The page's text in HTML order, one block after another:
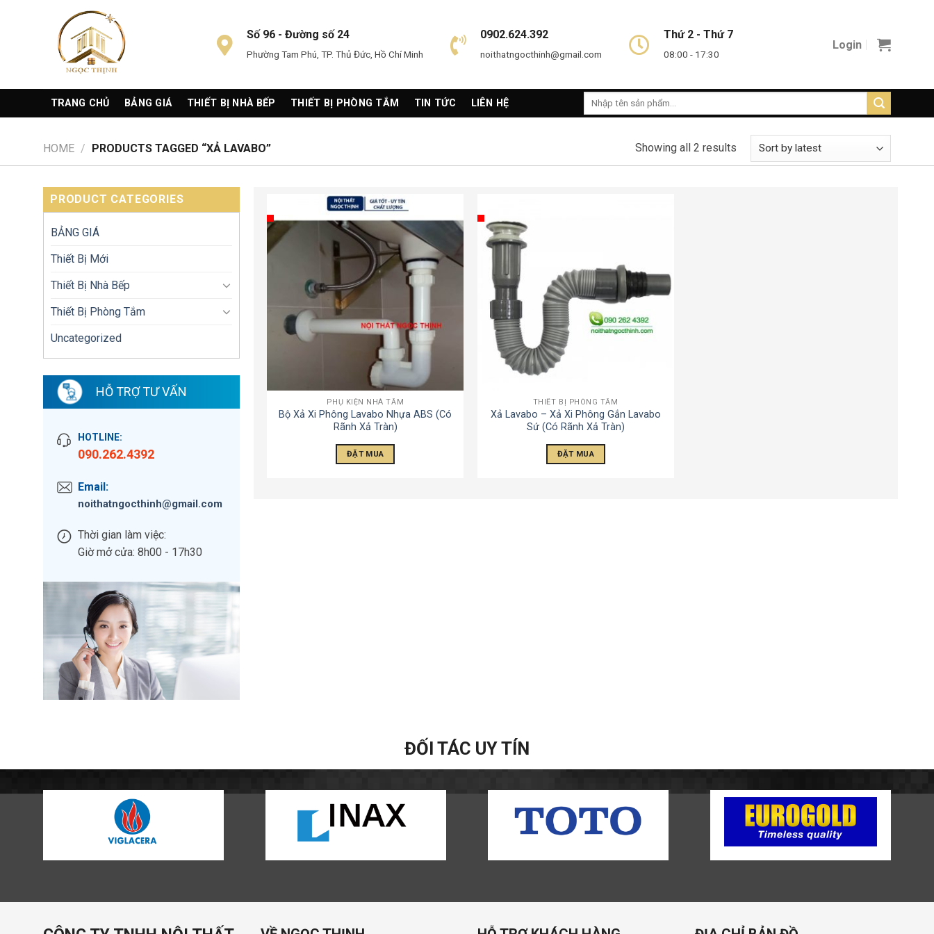
Số 96 - Đường số 24
Phường Tam Phú, TP. Thủ Đức, Hồ Chí Minh
0902.624.392
noithatngocthinh@gmail.com
Thứ 2 - Thứ 7
08:00 - 17:30
Login
TRANG CHỦ BẢNG GIÁ THIẾT BỊ NHÀ BẾP THIẾT BỊ PHÒNG TẮM TIN TỨC LIÊN HỆ
Search
HOME / PRODUCTS TAGGED “XẢ LAVABO” Showing all 2 results
PRODUCT CATEGORIES
BẢNG GIÁ
Thiết Bị Mới
Thiết Bị Nhà Bếp
Thiết Bị Phòng Tắm
Uncategorized
HỖ TRỢ TƯ VẤN
HOTLINE:
090.262.4392
Email:
noithatngocthinh@gmail.com
Thời gian làm việc:
Giờ mở cửa: 8h00 - 17h30
PHỤ KIỆN NHÀ TẮM
Bộ Xả Xi Phông Lavabo Nhựa ABS (Có
Rãnh Xả Tràn)
ĐẶT MUA
THIẾT BỊ PHÒNG TẮM
Xả Lavabo – Xả Xi Phông Gắn Lavabo
Sứ (Có Rãnh Xả Tràn)
ĐẶT MUA
ĐỐI TÁC UY TÍN